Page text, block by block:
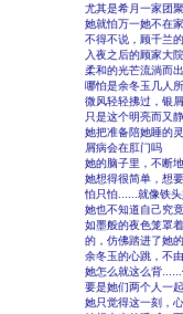
尤其是希月一家团
她就怕万一她不在
不得不说，顾千兰
入夜之后的顾家大
柔和的光芒流淌而
哪怕是余冬玉几人
微风轻轻拂过，银
只是这个明亮而又
她把准备陪她睡的
屑病会在肛门吗
她的脑子里，不断
她想得很简单，想
怕只怕......就像铁
她也不知道自己究
如墨般的夜色笼罩
的，仿佛踏进了她
余冬玉的心跳，不
她怎么就这么背
要是她们两个人一
她只觉得这一刻，